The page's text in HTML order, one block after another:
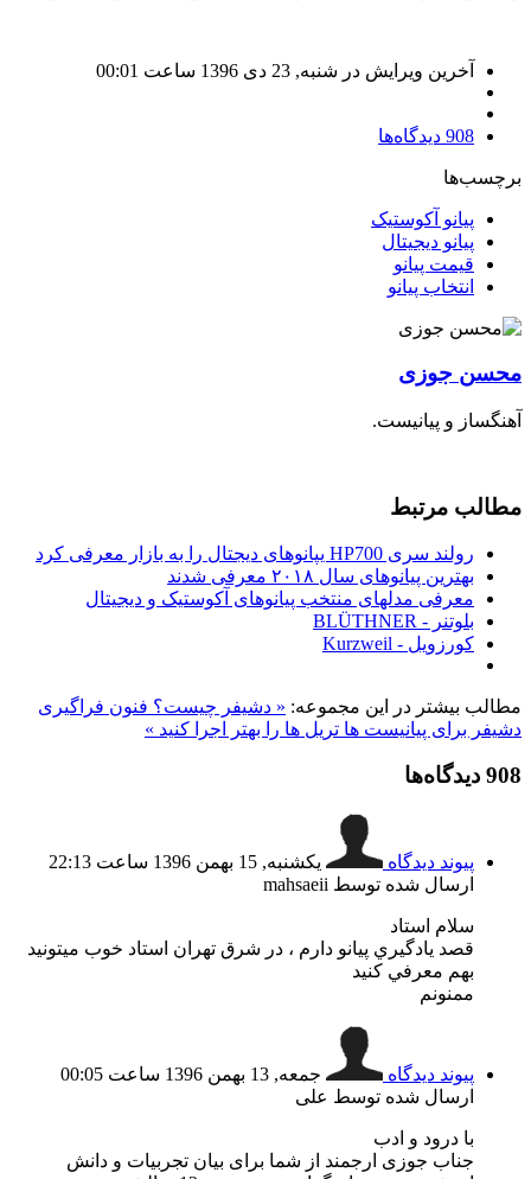
آخرین ویرایش در شنبه, 23 دی 1396 ساعت 00:01
908 دیدگاه‌ها
برچسب‌ها
پیانو آکوستیک
پیانو دیجیتال
قیمت پیانو
انتخاب پیانو
محسن جوزی
آهنگساز و پیانیست.
مطالب مرتبط
رولند سری HP700 یپانوهای دیجتال را به بازار معرفی کرد
بهترین پیانوهای سال ۲۰۱۸ معرفی شدند
معرفی مدلهای منتخب پیانوهای آکوستیک و دیجیتال
بلوتنر - BLÜTHNER
کورزویل - Kurzweil
مطالب بیشتر در این مجموعه: « دشيفر چیست؟ فنون فراگیری
دشيفر برای پيانيست ها تريل ها را بهتر اجرا كنيد »
908 دیدگاه‌ها
پیوند دیدگاه
یکشنبه, 15 بهمن 1396 ساعت 22:13
ارسال شده توسط mahsaeii
سلام استاد
قصد يادگيري پيانو دارم ، در شرق تهران استاد خوب ميتونيد
بهم معرفي كنيد
ممنونم
پیوند دیدگاه
جمعه, 13 بهمن 1396 ساعت 00:05
ارسال شده توسط علی
با درود و ادب
جناب جوزی ارجمند از شما برای بیان تجربیات و دانش